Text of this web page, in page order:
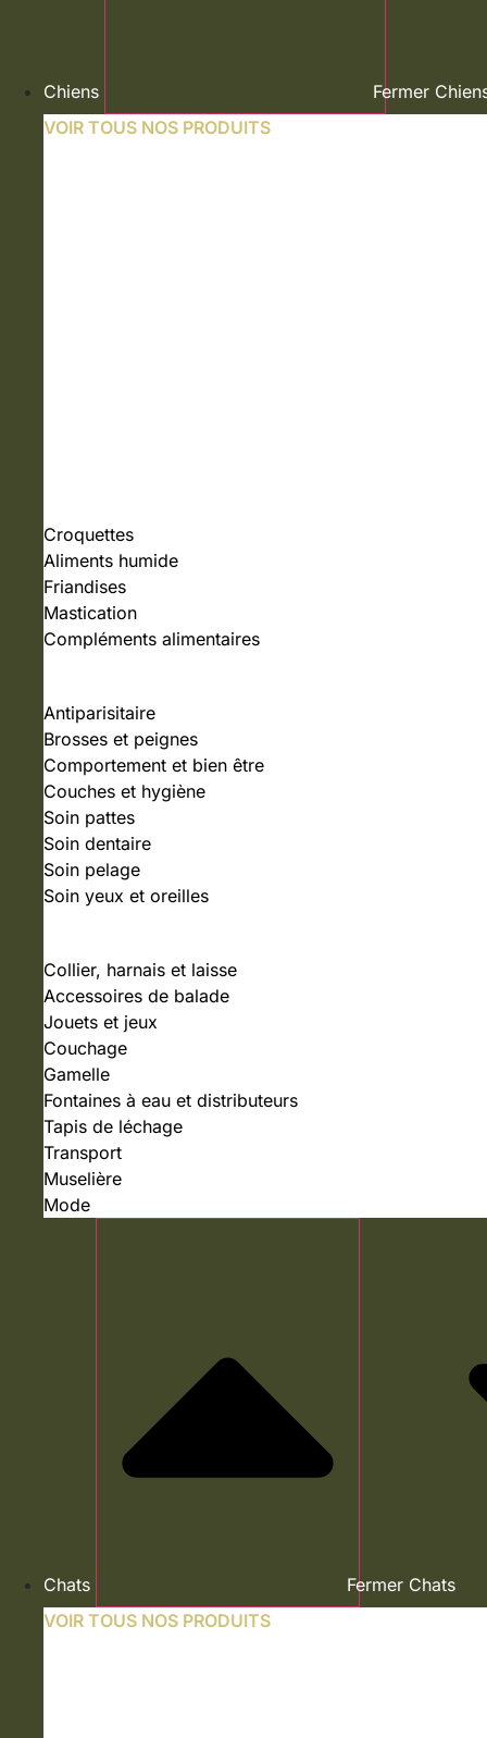
Chiens
Fermer
VOIR TOUS NOS PRODUITS
Croquettes
Aliments humide
Friandises
Mastication
Compléments alimentaires
Antiparisitaire
Brosses et peignes
Comportement et bien être
Couches et hygiène
Soin pattes
Soin dentaire
Soin pelage
Soin yeux et oreilles
Collier, harnais et laisse
Accessoires de balade
Jouets et jeux
Couchage
Gamelle
Fontaines à eau et distributeurs
Tapis de léchage
Transport
Muselière
Mode
Chats
Fermer Chats
VOIR TOUS NOS PRODUITS